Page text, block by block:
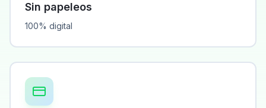
Sin papeleos
100% digital